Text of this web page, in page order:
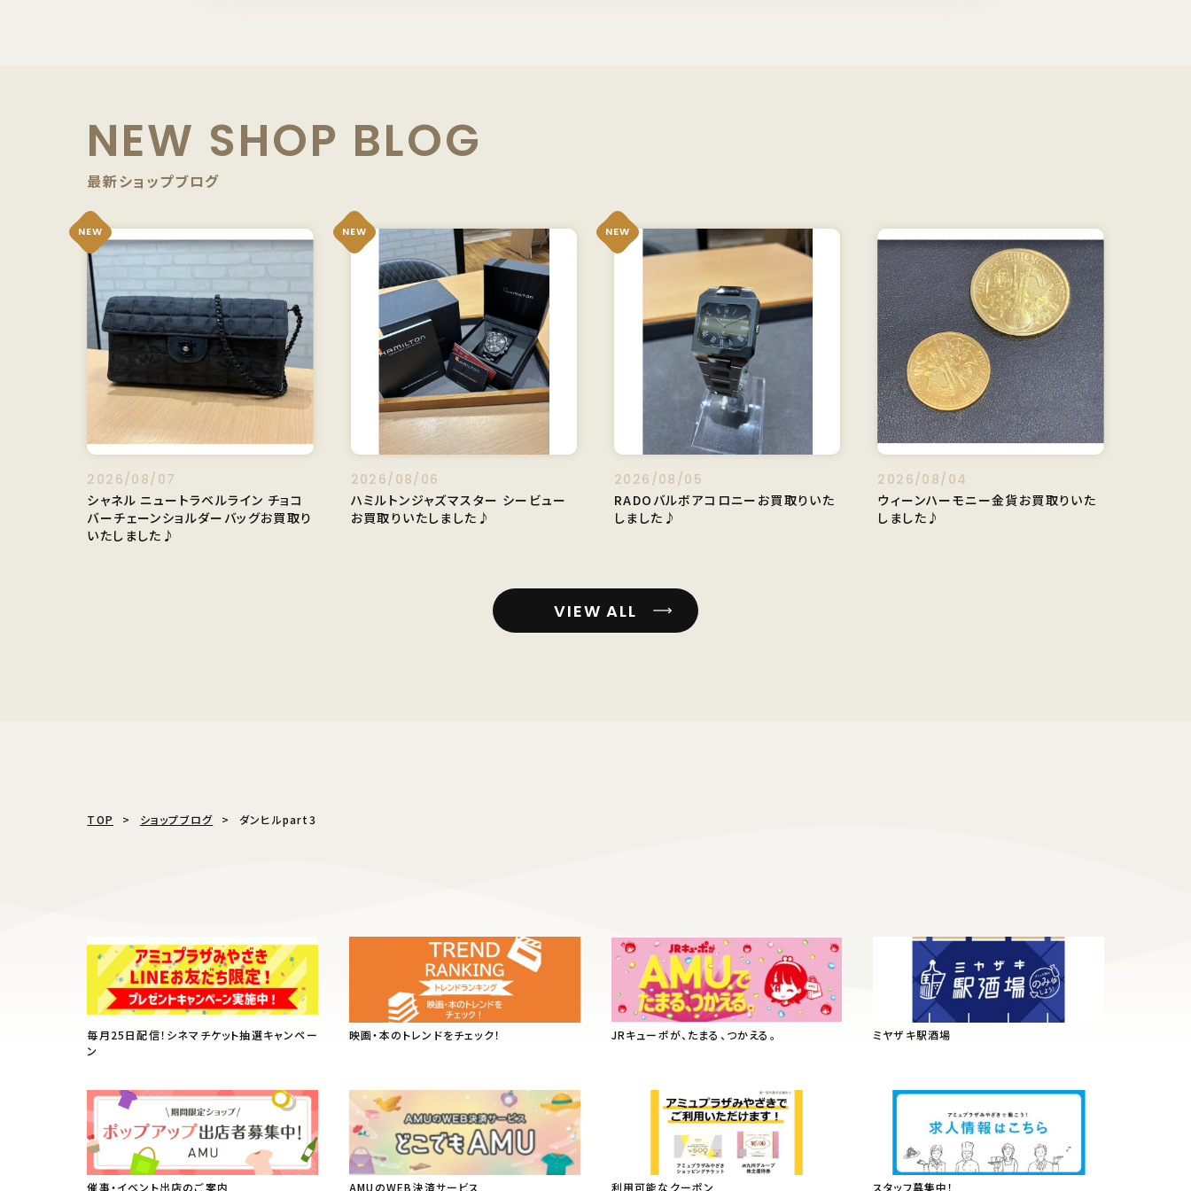
NEW SHOP BLOG
最新ショップブログ
NEW
2026/08/07
シャネル ニュートラベルライン チョコ
バーチェーンショルダーバッグお買取り
いたしました♪
NEW
2026/08/06
ハミルトンジャズマスター シービュー
お買取りいたしました♪
NEW
2026/08/05
RADOバルボアコロニーお買取りいた
しました♪
2026/08/04
ウィーンハーモニー金貨お買取りいた
しました♪
VIEW ALL
TOP ショップブログ ダンヒルpart3
毎月25日配信！シネマチケット抽選キャンペー
ン
映画・本のトレンドをチェック！ JRキューポが、たまる、つかえる。 ミヤザキ駅酒場
催事・イベント出店のご案内 AMUのWEB決済サービス 利用可能なクーポン スタッフ募集中！